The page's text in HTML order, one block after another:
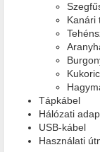
Kanári
Tápkábel
Hálózati
USB-kábel
Használati